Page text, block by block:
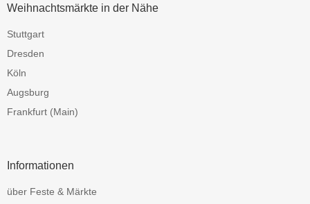
Weihnachtsmärkte in der Nähe
Stuttgart
Dresden
Köln
Augsburg
Frankfurt (Main)
Informationen
über Feste & Märkte